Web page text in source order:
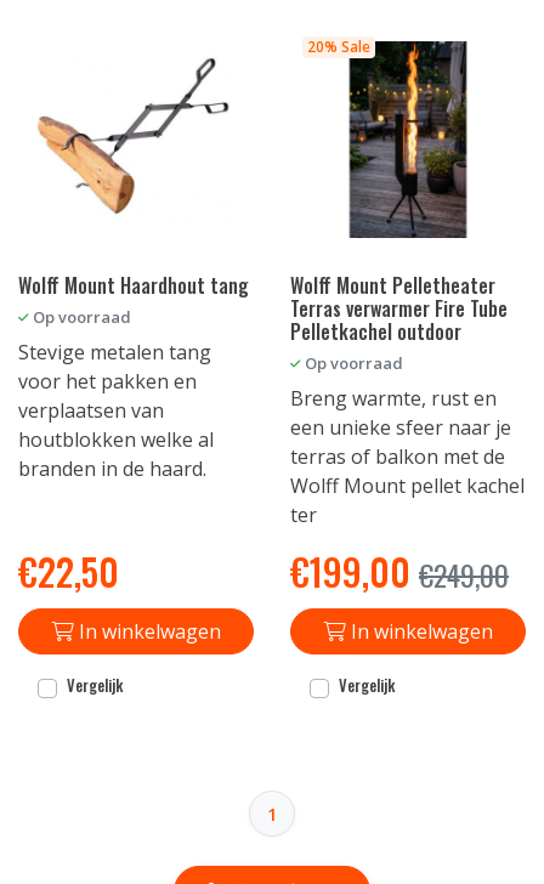
Wolff Mount Haardhout tang
Op voorraad
Stevige metalen tang
voor het pakken en
verplaatsen van
houtblokken welke al
branden in de haard.
€22,50
In winkelwagen
Vergelijk
20% Sale
Wolff Mount Pelletheater
Terras verwarmer Fire Tube
Pelletkachel outdoor
Op voorraad
Breng warmte, rust en
een unieke sfeer naar je
terras of balkon met de
Wolff Mount pellet kachel
ter
€199,00 €249,00
In winkelwagen
Vergelijk
1